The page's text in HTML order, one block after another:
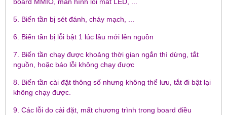
board MMIO, màn hình lỗi mất LED, ...
5. Biến tần bị sét đánh, cháy mạch, ...
6. Biến tần bị lỗi bật 1 lúc lâu mới lên nguồn
7. Biến tần chạy được khoảng thời gian ngắn thì dừng, tắt
nguồn, hoặc báo lỗi không chạy được
8. Biến tần cài đặt thông số nhưng không thể lưu, tắt đi bật lại
không chạy được.
9. Các lỗi do cài đặt, mất chương trình trong board điều